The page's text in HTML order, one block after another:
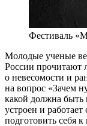
Фестиваль
Молодые ученые
России прочитают
о невесомости и
на вопрос «Зачем
какой должна быть
устроен и
подготовить себя к